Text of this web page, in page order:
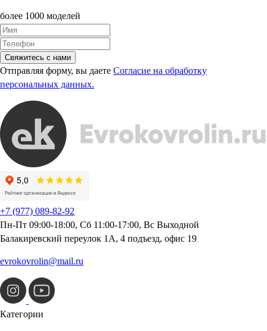
более 1000 моделей
Свяжитесь с нами
Отправляя форму, вы даете Согласие на обработку
персональных данных.
+7 (977) 089-82-92
Пн-Пт 09:00-18:00, Сб 11:00-17:00, Вс Выходной
Балакиревский переулок 1А, 4 подъезд, офис 19
evrokovrolin@mail.ru
Категории